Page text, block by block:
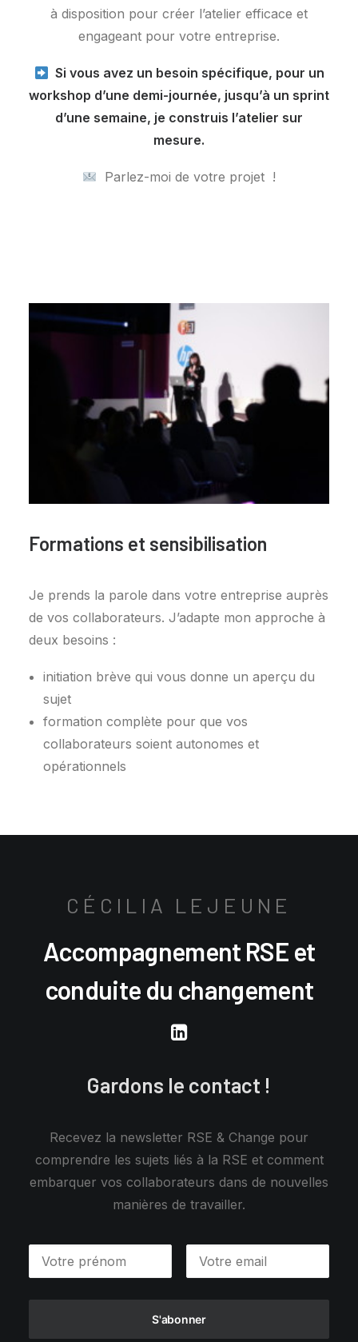
à disposition pour créer l’atelier efficace et
engageant pour votre entreprise.
Si vous avez un besoin spécifique, pour un
workshop d’une demi-journée, jusqu’à un sprint
d’une semaine, je construis l’atelier sur
mesure.
Parlez-moi de votre projet !
Formations et sensibilisation
Je prends la parole dans votre entreprise auprès
de vos collaborateurs. J’adapte mon approche à
deux besoins :
initiation brève qui vous donne un aperçu du
sujet
formation complète pour que vos
collaborateurs soient autonomes et
opérationnels
CÉCILIA LEJEUNE
Accompagnement RSE et
conduite du changement
Gardons le contact !
Recevez la newsletter RSE & Change pour
comprendre les sujets liés à la RSE et comment
embarquer vos collaborateurs dans de nouvelles
manières de travailler.